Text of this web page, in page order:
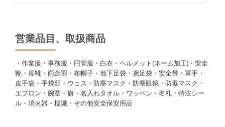
営業品目、取扱商品
・作業服・事務服・円管服・白衣・ヘルメット(ネーム加工)・安全
靴・長靴・雨合羽・布帽子・地下足袋・鳶足袋・安全帯・軍手・
皮手袋・手袋類・ウェス・防塵マスク・防塵眼鏡・防毒マスク・
エプロン・腕章・旗・名入れタオル・ワッペン・名札・特注シー
ル・消火器・標識・その他安全保安用品